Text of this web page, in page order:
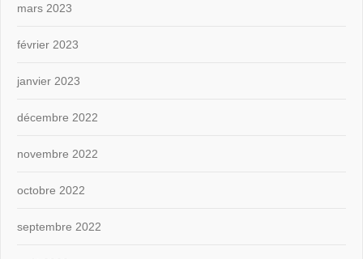
mars 2023
février 2023
janvier 2023
décembre 2022
novembre 2022
octobre 2022
septembre 2022